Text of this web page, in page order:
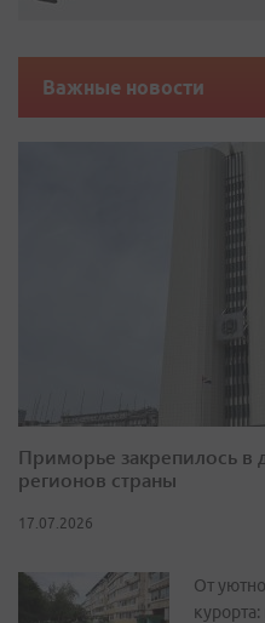
Важные новости
Приморье закрепилось в
регионов страны
17.07.2026
От